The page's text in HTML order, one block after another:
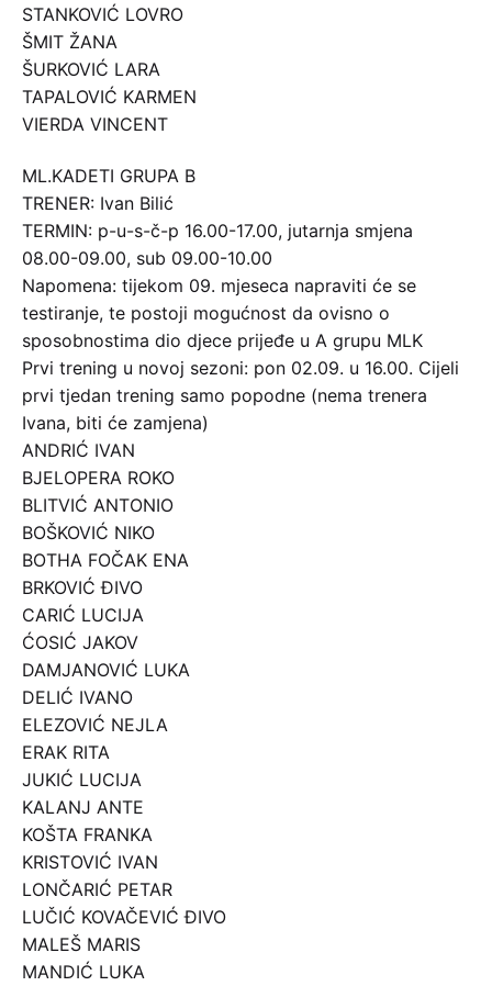
STANKOVIĆ LOVRO
ŠMIT ŽANA
ŠURKOVIĆ LARA
TAPALOVIĆ KARMEN
VIERDA VINCENT
ML.KADETI GRUPA B
TRENER: Ivan Bilić
TERMIN: p-u-s-č-p 16.00-17.00, jutarnja smjena
08.00-09.00, sub 09.00-10.00
Napomena: tijekom 09. mjeseca napraviti će se
testiranje, te postoji mogućnost da ovisno o
sposobnostima dio djece prijeđe u A grupu MLK
Prvi trening u novoj sezoni: pon 02.09. u 16.00. Cijeli
prvi tjedan trening samo popodne (nema trenera
Ivana, biti će zamjena)
ANDRIĆ IVAN
BJELOPERA ROKO
BLITVIĆ ANTONIO
BOŠKOVIĆ NIKO
BOTHA FOČAK ENA
BRKOVIĆ ĐIVO
CARIĆ LUCIJA
ĆOSIĆ JAKOV
DAMJANOVIĆ LUKA
DELIĆ IVANO
ELEZOVIĆ NEJLA
ERAK RITA
JUKIĆ LUCIJA
KALANJ ANTE
KOŠTA FRANKA
KRISTOVIĆ IVAN
LONČARIĆ PETAR
LUČIĆ KOVAČEVIĆ ĐIVO
MALEŠ MARIS
MANDIĆ LUKA